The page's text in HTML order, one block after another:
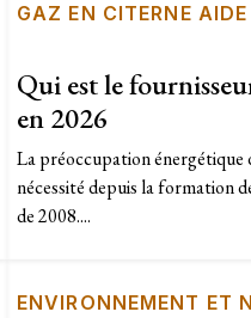
GAZ EN CITERNE AIDE
Qui est le
en 2026
La préoccupation énergétique
nécessité depuis la formation
de 2008....
ENVIRONNEMENT ET